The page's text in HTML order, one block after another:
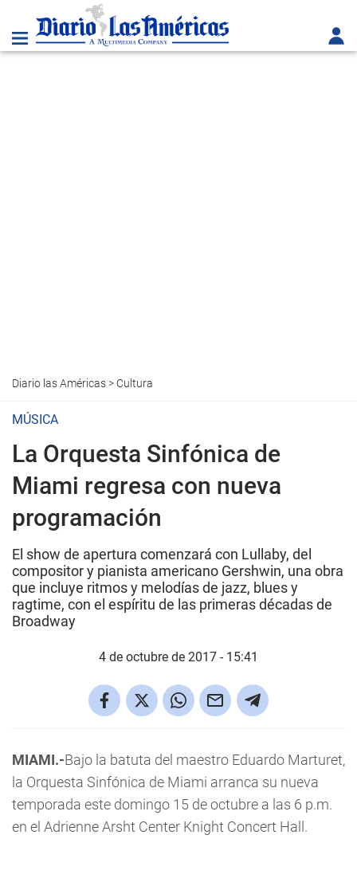
Diario las Américas> Cultura
MÚSICA
La Orquesta Sinfónica de
Miami regresa con nueva
programación
El show de apertura comenzará con Lullaby, del
compositor y pianista americano Gershwin, una obra
que incluye ritmos y melodías de jazz, blues y
ragtime, con el espíritu de las primeras décadas de
Broadway
4 de octubre de 2017 - 15:41
MIAMI.-Bajo la batuta del maestro Eduardo Marturet,
la Orquesta Sinfónica de Miami arranca su nueva
temporada este domingo 15 de octubre a las 6 p.m.
en el Adrienne Arsht Center Knight Concert Hall.